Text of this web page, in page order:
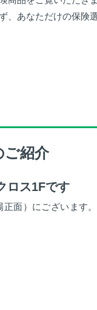
、あなただけの保険
紹介
ロス1Fです
正面）にございます